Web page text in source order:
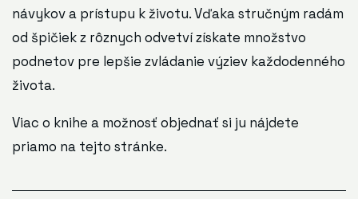
návykov a prístupu k životu. Vďaka stručným radám
od špičiek z rôznych odvetví získate množstvo
podnetov pre lepšie zvládanie výziev každodenného
života.
Viac o knihe a možnosť objednať si ju nájdete
priamo na tejto stránke.